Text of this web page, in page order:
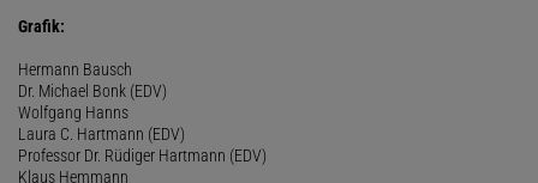
Grafik:
Hermann Bausch
Dr. Michael Bonk (EDV)
Wolfgang Hanns
Laura C. Hartmann (EDV)
Professor Dr. Rüdiger Hartmann (EDV)
Klaus Hemmann